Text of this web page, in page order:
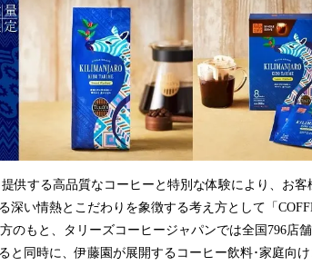
提供する高品質なコーヒーと特別な体験により、お
深い情熱とこだわりを象徴する考え方として「
のもと、タリーズコーヒージャパンでは全国796店
と同時に、伊藤園が展開するコーヒー飲料･家庭向